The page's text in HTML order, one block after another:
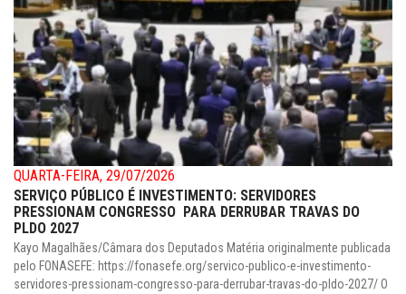
QUARTA-FEIRA, 29/07/2026
SERVIÇO PÚBLICO É INVESTIMENTO: SERVIDORES
PRESSIONAM CONGRESSO PARA DERRUBAR TRAVAS DO
PLDO 2027
Kayo Magalhães/Câmara dos Deputados Matéria originalmente publicada
pelo FONASEFE: https://fonasefe.org/servico-publico-e-investimento-
servidores-pressionam-congresso-para-derrubar-travas-do-pldo-2027/ O